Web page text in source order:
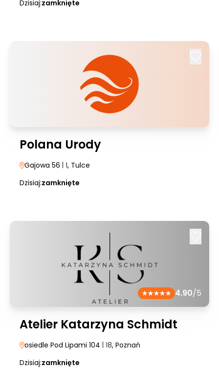
Dzisiaj:zamknięte
Polana Urody
Gajowa 56 | 1, Tulce
Dzisiaj:zamknięte
4.90/5
Atelier Katarzyna Schmidt
osiedle Pod Lipami 104 | 18, Poznań
Dzisiaj:zamknięte